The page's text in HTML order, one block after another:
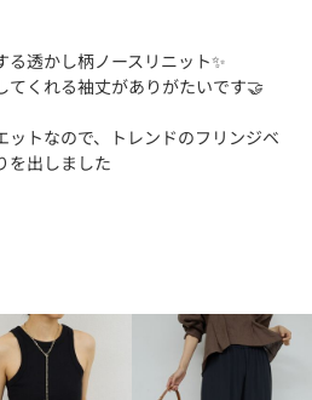
透かし柄ノースリニット✨
てくれる袖丈がありがたいです🤝
ットなので、トレンドのフリンジベ
を出しました